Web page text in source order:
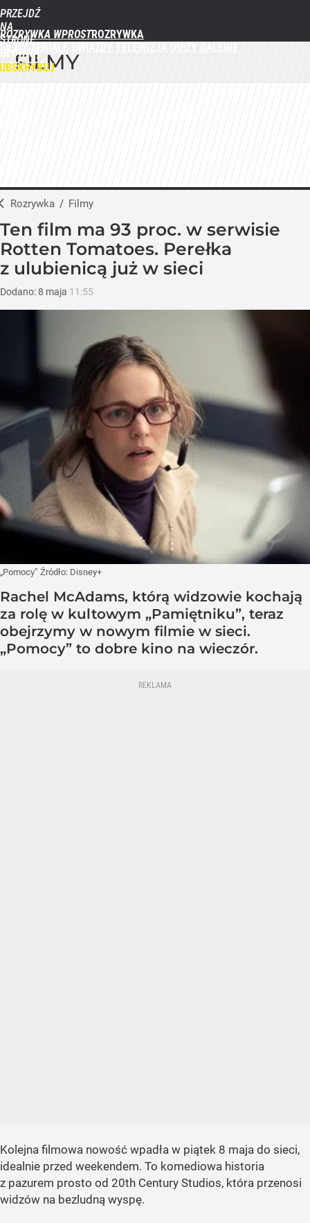
PRZEJDŹ
NA
STRONĘ
GŁÓWNĄ
WPROST.PL
ROZRYWKA WPROST
FILMY
Rozrywka / Filmy
Ten film ma 93 proc. w serwisie
Rotten Tomatoes. Perełka
z ulubienicą już w sieci
Dodano:8 maja 11:55
„Pomocy” Źródło: Disney+
Rachel McAdams, którą widzowie kochają
za rolę w kultowym „Pamiętniku”, teraz
obejrzymy w nowym filmie w sieci.
„Pomocy” to dobre kino na wieczór.
Kolejna filmowa nowość wpadła w piątek 8 maja do sieci,
idealnie przed weekendem. To komediowa historia
z pazurem prosto od 20th Century Studios, która przenosi
widzów na bezludną wyspę.